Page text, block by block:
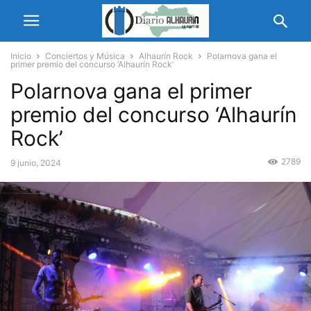
Inicio Conciertos y Música Alhaurín Rock
Polarnova gana el
primer premio del concurso ‘Alhaurín Rock’
Polarnova gana el primer
premio del concurso ‘Alhaurín
Rock’
9 junio, 2024 2789